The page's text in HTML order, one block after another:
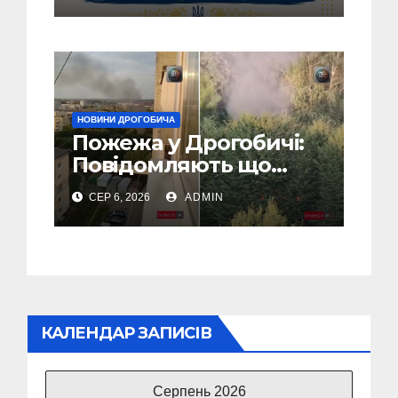
громадии
НОВИНИ ДРОГОБИЧА
Пожежа у Дрогобичі:
Повідомляють що
горіло 5 гаражів
(Відео)
СЕР 6, 2026 ADMIN
КАЛЕНДАР ЗАПИСІВ
Серпень 2026